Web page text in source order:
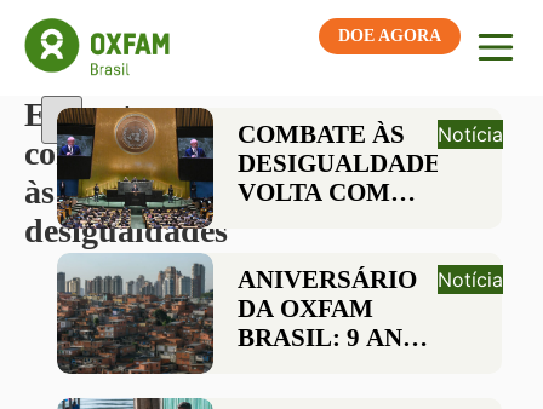
DOE AGORA
Etiqueta:
combate
às
desigualdades
COMBATE ÀS
DESIGUALDADES
VOLTA COM
DE LULA
Notícia
ANIVERSÁRIO
DA OXFAM
BRASIL: 9 ANOS
Notícia